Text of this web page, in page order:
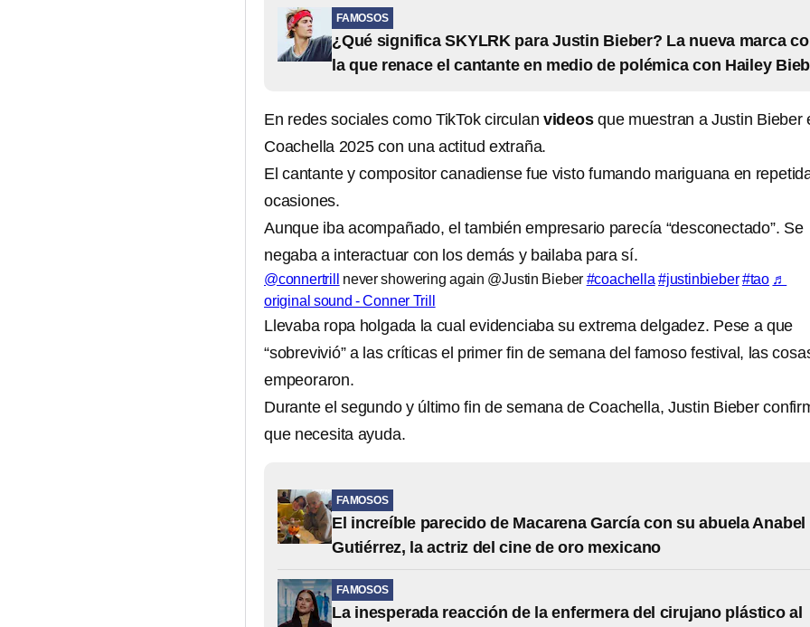
FAMOSOS
¿Qué significa SKYLRK para Justin Bieber? La nueva marca
la que renace el cantante en medio de polémica con Hailey
En redes sociales como TikTok circulan videosque muestran a Justin Bieber
Coachella 2025 con una actitud extraña.
El cantante y compositor canadiense fue visto fumando mariguana en
ocasiones.
Aunque iba acompañado, el también empresario parecía “desconectado”. Se
negaba a interactuar con los demás y bailaba para sí.
@connertrill never showering again @Justin Bieber #coachella #justinbieber #tao ♬
original sound - Conner Trill
Llevaba ropa holgada la cual evidenciaba su extrema delgadez. Pese a que
“sobrevivió” a las críticas el primer fin de semana del famoso festival, las
empeoraron.
Durante el segundo y último fin de semana de Coachella, Justin Bieber
que necesita ayuda.
FAMOSOS
El increíble parecido de Macarena García con su abuela Anabel
Gutiérrez, la actriz del cine de oro mexicano
FAMOSOS
La inesperada reacción de la enfermera del cirujano plástico al